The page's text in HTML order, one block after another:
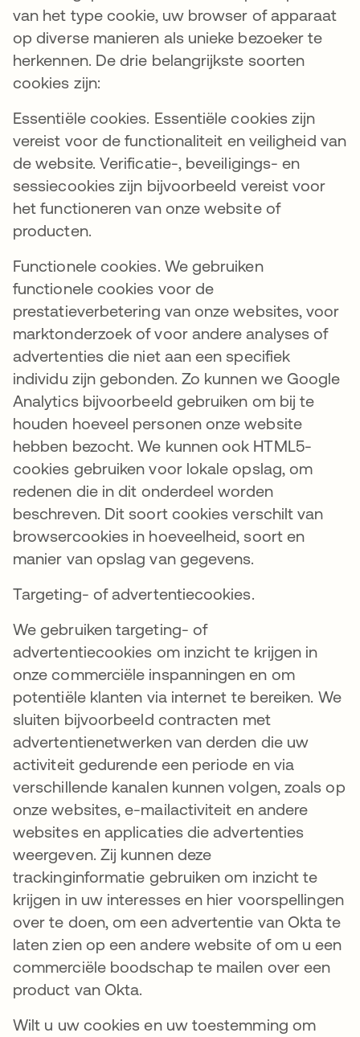
van het type cookie, uw browser of apparaat
op diverse manieren als unieke bezoeker te
herkennen. De drie belangrijkste soorten
cookies zijn:
Essentiële cookies. Essentiële cookies zijn
vereist voor de functionaliteit en veiligheid van
de website. Verificatie-, beveiligings- en
sessiecookies zijn bijvoorbeeld vereist voor
het functioneren van onze website of
producten.
Functionele cookies. We gebruiken
functionele cookies voor de
prestatieverbetering van onze websites, voor
marktonderzoek of voor andere analyses of
advertenties die niet aan een specifiek
individu zijn gebonden. Zo kunnen we Google
Analytics bijvoorbeeld gebruiken om bij te
houden hoeveel personen onze website
hebben bezocht. We kunnen ook HTML5-
cookies gebruiken voor lokale opslag, om
redenen die in dit onderdeel worden
beschreven. Dit soort cookies verschilt van
browsercookies in hoeveelheid, soort en
manier van opslag van gegevens.
Targeting- of advertentiecookies.
We gebruiken targeting- of
advertentiecookies om inzicht te krijgen in
onze commerciële inspanningen en om
potentiële klanten via internet te bereiken. We
sluiten bijvoorbeeld contracten met
advertentienetwerken van derden die uw
activiteit gedurende een periode en via
verschillende kanalen kunnen volgen, zoals op
onze websites, e-mailactiviteit en andere
websites en applicaties die advertenties
weergeven. Zij kunnen deze
trackinginformatie gebruiken om inzicht te
krijgen in uw interesses en hier voorspellingen
over te doen, om een advertentie van Okta te
laten zien op een andere website of om u een
commerciële boodschap te mailen over een
product van Okta.
Wilt u uw cookies en uw toestemming om